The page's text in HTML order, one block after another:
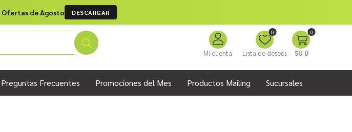
Ofertas de Agosto DESCARGAR
Mi cuenta Lista de deseos
0 0
$U 0
Preguntas Frecuentes Promociones del Mes Productos Mailing Sucursales